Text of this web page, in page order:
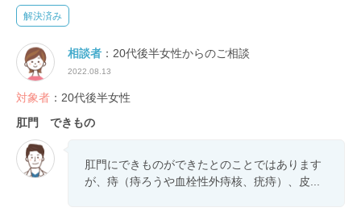
解決済み
相談者 ：20代後半女性からのご相談
2022.08.13
対象者 ：20代後半女性
肛門 できもの
肛門にできものができたとのことではあります
が、痔（痔ろうや血栓性外痔核、疣痔）、皮...